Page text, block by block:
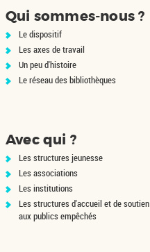
Qui sommes-nous ?
Le dispositif
Les axes de travail
Un peu d'histoire
Le réseau des bibliothèques
Avec qui ?
Les structures jeunesse
Les associations
Les institutions
Les structures d'accueil et de soutien
aux publics empêchés